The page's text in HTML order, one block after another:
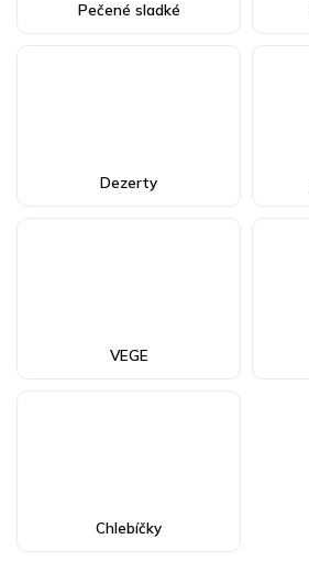
Pečené sladké
Dezerty
VEGE
Chlebíčky